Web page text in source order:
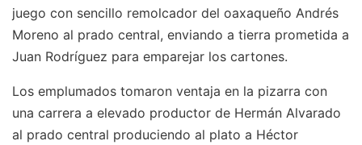
juego con sencillo remolcador del oaxaqueño Andrés
Moreno al prado central, enviando a tierra prometida a
Juan Rodríguez para emparejar los cartones.
Los emplumados tomaron ventaja en la pizarra con
una carrera a elevado productor de Hermán Alvarado
al prado central produciendo al plato a Héctor